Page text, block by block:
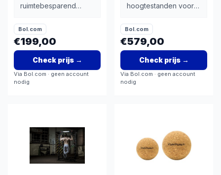
ruimtebesparend
thuis of klein
appartement
Bol.com
€199,00
Check prijs→
Via Bol.com · geen account
nodig
hoogtestanden voor
op je lichaamslengte
en alle oefeningen
Bol.com
€579,00
Check prijs→
Via Bol.com · geen account
nodig